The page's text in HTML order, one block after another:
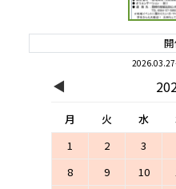
◀
月 火 水
1
2 3
8
9 10